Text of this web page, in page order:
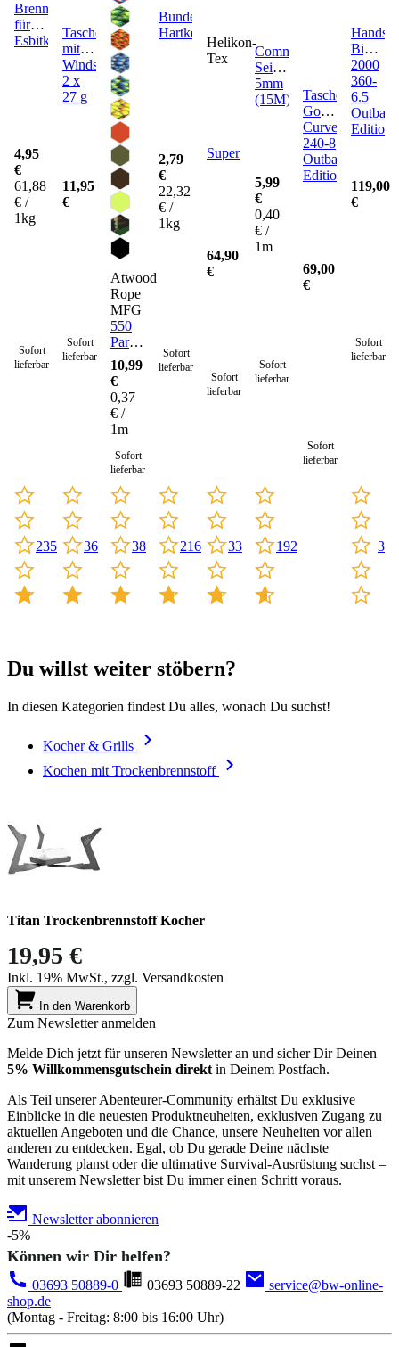
Brennstoff
für
Esbitkocher
4,95
€
61,88
€ /
1kg
Sofort
lieferbar
235
Taschenkocher
mit
Windschutz
2 x
27 g
11,95
€
Sofort
lieferbar
36
Atwood
Rope
MFG
550
Paracord
Seil 4
mm -
30
Meter
10,99
€
0,37
€ /
1m
Sofort
lieferbar
38
Bundeswehr
Hartkekse
2,79
€
22,32
€ /
1kg
Sofort
lieferbar
216
Helikon-
Tex
Supertarp
64,90
€
Sofort
lieferbar
33
Commando
Seil
5mm
(15M)
5,99
€
0,40
€ /
1m
Sofort
lieferbar
192
Taschensäge
Gomboy
Curve
240-8
Outback
Edition
69,00
€
Sofort
lieferbar
Bigboy
2000
360-
6.5
Outback
Edition
119,00
€
Sofort
lieferbar
3
Du willst weiter stöbern?
In diesen Kategorien findest Du alles, wonach Du suchst!
Kocher & Grills
Kochen mit Trockenbrennstoff
Titan Trockenbrennstoff Kocher
19,95 €
Inkl. 19% MwSt., zzgl. Versandkosten
In den Warenkorb
Zum Newsletter anmelden
Melde Dich jetzt für unseren Newsletter an und sicher Dir Deinen
5% Willkommensgutschein direkt in Deinem Postfach.
Als Teil unserer Abenteurer-Community erhältst Du exklusive
Einblicke in die neuesten Produktneuheiten, exklusiven Zugang zu
aktuellen Angeboten und die Chance, unsere Neuheiten vor allen
anderen zu entdecken. Egal, ob Du gerade Deine nächste
Wanderung planst oder die ultimative Survival-Ausrüstung suchst –
mit unserem Newsletter bist Du immer einen Schritt voraus.
Newsletter abonnieren
-5%
Können wir Dir helfen?
03693 50889-0 03693 50889-22
service@bw-online-
shop.de
(Montag - Freitag: 8:00 bis 16:00 Uhr)